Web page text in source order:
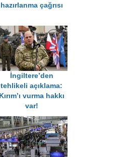
hazırlanma çağrısı
İngiltere’den
tehlikeli açıklama:
Kırım’ı vurma hakkı
var!